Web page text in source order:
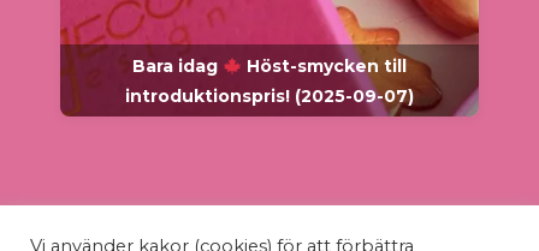
Bara idag
Höst-smycken till
introduktionspris! (2025-09-07)
Vi använder kakor (cookies) för att förbättra